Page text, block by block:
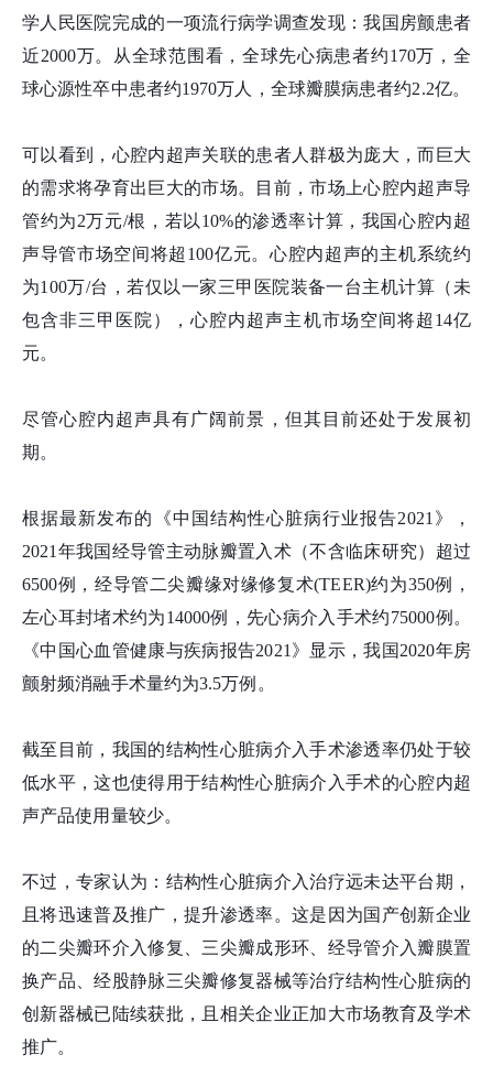
学人民医院完成的一项流行病学调查发现：我国房颤患者
近2000万。从全球范围看，全球先心病患者约170万，全
球心源性卒中患者约1970万人，全球瓣膜病患者约2.2亿。
可以看到，心腔内超声关联的患者人群极为庞大，而巨大
的需求将孕育出巨大的市场。目前，市场上心腔内超声导
管约为2万元/根，若以10%的渗透率计算，我国心腔内超
声导管市场空间将超100亿元。心腔内超声的主机系统约
为100万/台，若仅以一家三甲医院装备一台主机计算（未
包含非三甲医院），心腔内超声主机市场空间将超14亿
元。
尽管心腔内超声具有广阔前景，但其目前还处于发展初
期。
根据最新发布的《中国结构性心脏病行业报告2021》，
2021年我国经导管主动脉瓣置入术（不含临床研究）超过
6500例，经导管二尖瓣缘对缘修复术(TEER)约为350例，
左心耳封堵术约为14000例，先心病介入手术约75000例。
《中国心血管健康与疾病报告2021》显示，我国2020年房
颤射频消融手术量约为3.5万例。
截至目前，我国的结构性心脏病介入手术渗透率仍处于较
低水平，这也使得用于结构性心脏病介入手术的心腔内超
声产品使用量较少。
不过，专家认为：结构性心脏病介入治疗远未达平台期，
且将迅速普及推广，提升渗透率。这是因为国产创新企业
的二尖瓣环介入修复、三尖瓣成形环、经导管介入瓣膜置
换产品、经股静脉三尖瓣修复器械等治疗结构性心脏病的
创新器械已陆续获批，且相关企业正加大市场教育及学术
推广。